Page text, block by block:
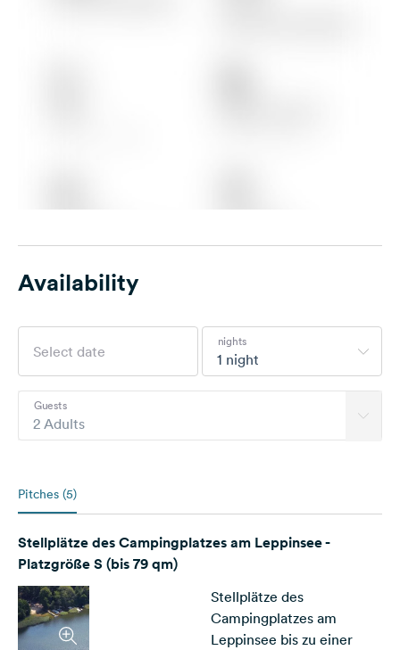
Availability
1 night
nights
2 Adults
Guests
Pitches (5)
Stellplätze des Campingplatzes am Leppinsee -
Platzgröße S (bis 79 qm)
Stellplätze des
Campingplatzes am
Leppinsee bis zu einer